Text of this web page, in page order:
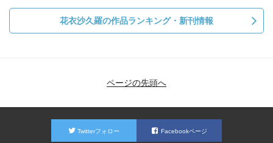
花衣沙久羅の作品ランキング・新刊情報
ページの先頭へ
Twitterフォロー Facebookページ